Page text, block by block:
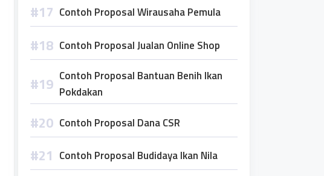
Contoh Proposal Wirausaha Pemula
Contoh Proposal Jualan Online Shop
Contoh Proposal Bantuan Benih Ikan
Pokdakan
Contoh Proposal Dana CSR
Contoh Proposal Budidaya Ikan Nila